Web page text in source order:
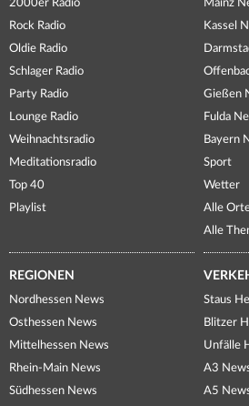
2000er Radio
Rock Radio
Oldie Radio
Schlager Radio
Party Radio
Lounge Radio
Weihnachtsradio
Meditationsradio
Top 40
Playlist
Mainz
Kassel
Gießen
Fulda
Bayern
Sport
Wetter
Alle
Alle
REGIONEN
Nordhessen News
Osthessen News
Mittelhessen News
Rhein-Main News
Südhessen News
Staus
Blitzer
Unfälle
A3
A5